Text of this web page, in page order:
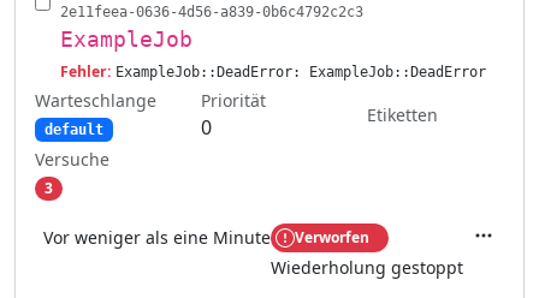
2e11feea-0636-4d56-a839-0b6c4792c2c3
ExampleJob
Fehler: ExampleJob::DeadError: ExampleJob::DeadError
Warteschlange
default
Priorität
0
Etiketten
Versuche
3
Vor weniger als eine Minute Verworfen
Wiederholung gestoppt